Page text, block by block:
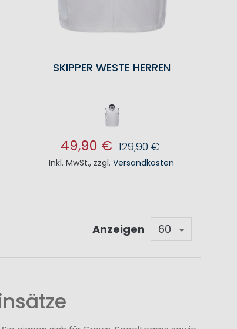
SKIPPER WESTE HERREN
49,90 € 129,90 €
Inkl. MwSt., zzgl.Versandkosten
Anzeigen